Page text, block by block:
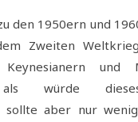
den 1950ern und
Zweiten
und
als würde
sollte aber nur